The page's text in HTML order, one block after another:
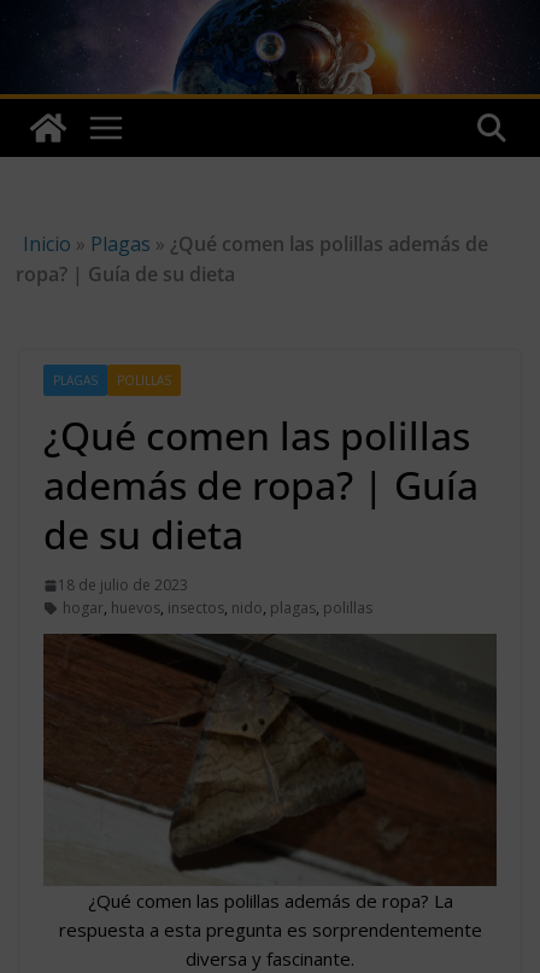
Skip
Inicio » Plagas » ¿Qué comen las polillas además de
ropa? | Guía de su dieta
PLAGAS POLILLAS
¿Qué comen las polillas
además de ropa? | Guía
de su dieta
18 de julio de 2023
hogar, huevos, insectos, nido, plagas, polillas
¿Qué comen las polillas además de ropa? La
respuesta a esta pregunta es sorprendentemente
diversa y fascinante.